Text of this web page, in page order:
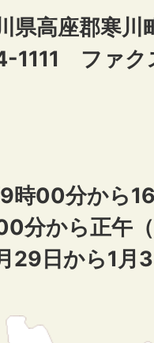
高座郡寒川
1111 ファ
時00分から
分から正午
29日から1月